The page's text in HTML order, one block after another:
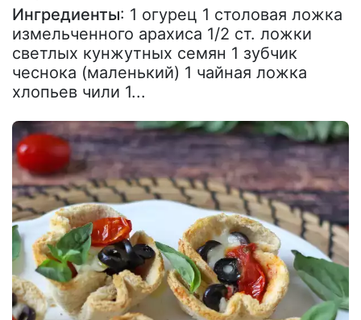
Ингредиенты: 1 огурец 1 столовая ложка
измельченного арахиса 1/2 ст. ложки
светлых кунжутных семян 1 зубчик
чеснока (маленький) 1 чайная ложка
хлопьев чили 1...